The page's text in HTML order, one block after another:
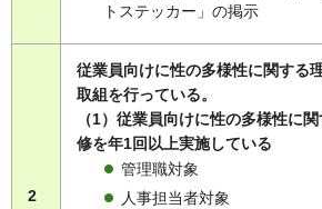
トステッカー」の掲示
2
従業員向けに性の多様性に関する
取組を行っている。
（1）従業員向けに性の多様性に
修を年1回以上実施している
管理職対象
人事担当者対象